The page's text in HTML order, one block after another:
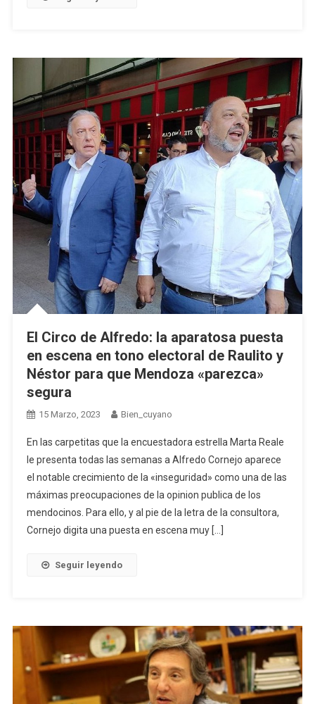
El Circo de Alfredo: la aparatosa puesta
en escena en tono electoral de Raulito y
Néstor para que Mendoza «parezca»
segura
15 Marzo, 2023 Bien_cuyano
En las carpetitas que la encuestadora estrella Marta Reale
le presenta todas las semanas a Alfredo Cornejo aparece
el notable crecimiento de la «inseguridad» como una de las
máximas preocupaciones de la opinion publica de los
mendocinos. Para ello, y al pie de la letra de la consultora,
Cornejo digita una puesta en escena muy […]
Seguir leyendo